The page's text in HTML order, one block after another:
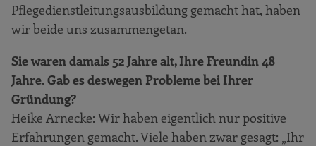
Pflegedienstleitungsausbildung gemacht hat, haben
wir beide uns zusammengetan.
Sie waren damals 52 Jahre alt, Ihre Freundin 48
Jahre. Gab es deswegen Probleme bei Ihrer
Gründung?
Heike Arnecke: Wir haben eigentlich nur positive
Erfahrungen gemacht. Viele haben zwar gesagt: „Ihr